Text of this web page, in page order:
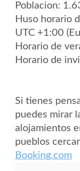
Poblacion:
Huso horario
UTC +1:00
Horario de
Horario de
Si tienes
puedes mirar
alojamientos
pueblos
Booking.com